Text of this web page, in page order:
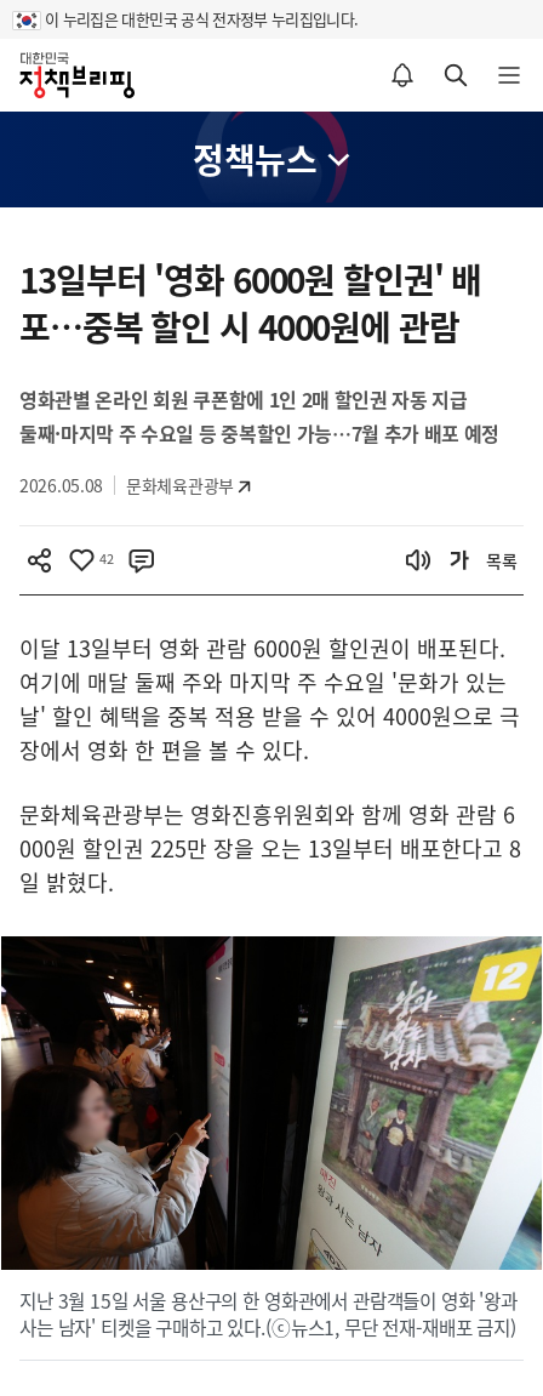
이 누리집은 대한민국 공식 전자정부 누리집입니다.
홈
알림설정 바로가기 검색 바로가기 메뉴 열기
정책뉴스
텐
츠
영
13일부터 '영화 6000원 할인권' 배
포…중복 할인 시 4000원에 관람
영화관별 온라인 회원 쿠폰함에 1인 2매 할인권 자동 지급
둘째·마지막 주 수요일 등 중복할인 가능…7월 추가 배포 예정
2026.05.08 문화체육관광부
42 목록
이달 13일부터 영화 관람 6000원 할인권이 배포된다.
여기에 매달 둘째 주와 마지막 주 수요일 '문화가 있는
날' 할인 혜택을 중복 적용 받을 수 있어 4000원으로 극
장에서 영화 한 편을 볼 수 있다.
문화체육관광부는 영화진흥위원회와 함께 영화 관람 6
000원 할인권 225만 장을 오는 13일부터 배포한다고 8
일 밝혔다.
지난 3월 15일 서울 용산구의 한 영화관에서 관람객들이 영화 '왕과
사는 남자' 티켓을 구매하고 있다.(ⓒ뉴스1, 무단 전재-재배포 금지)